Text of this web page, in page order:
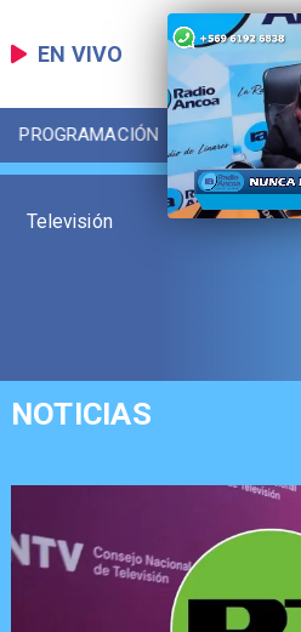
EN VIVO
PROGRAMACIÓN LOCAL
Televisión
NOTICIAS